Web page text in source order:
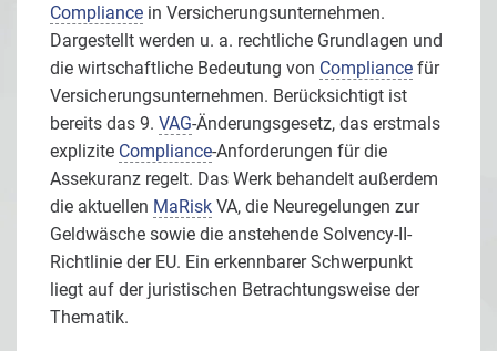
Compliance in Versicherungsunternehmen.
Dargestellt werden u. a. rechtliche Grundlagen und
die wirtschaftliche Bedeutung von Compliance für
Versicherungsunternehmen. Berücksichtigt ist
bereits das 9. VAG-Änderungsgesetz, das erstmals
explizite Compliance-Anforderungen für die
Assekuranz regelt. Das Werk behandelt außerdem
die aktuellen MaRisk VA, die Neuregelungen zur
Geldwäsche sowie die anstehende Solvency-II-
Richtlinie der EU. Ein erkennbarer Schwerpunkt
liegt auf der juristischen Betrachtungsweise der
Thematik.